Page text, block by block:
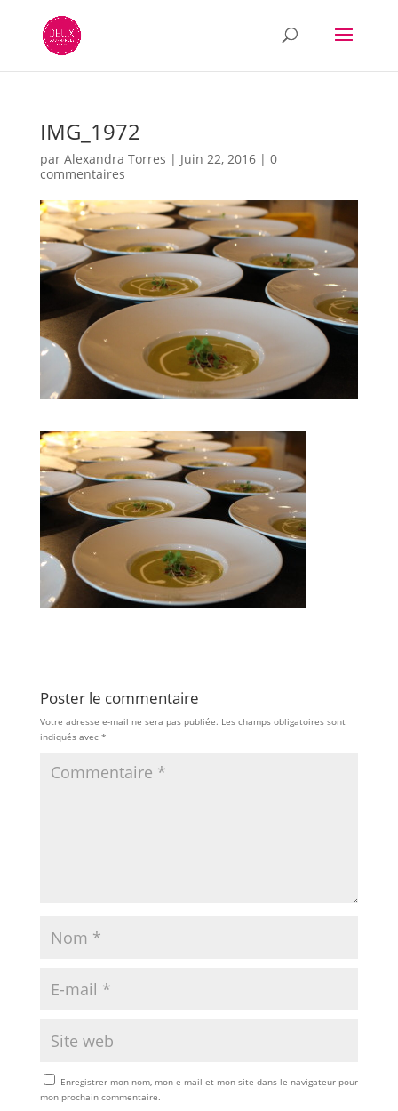
IMG_1972
par Alexandra Torres | Juin 22, 2016| 0
commentaires
Poster le commentaire
Votre adresse e-mail ne sera pas publiée. Les champs obligatoires sont
indiqués avec *
Enregistrer mon nom, mon e-mail et mon site dans le navigateur pour
mon prochain commentaire.